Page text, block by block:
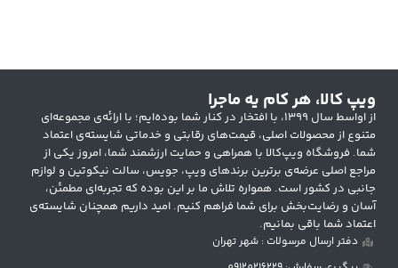
ویپ کالا، هر کام یه ماجرا
از اواسط سال ۱۳۹۹، با افتخار در کنار شما بوده‌ایم؛ با ارائه‌ی مجموعه‌ای
متنوع از محصولات اصلی، قیمت‌های رقابتی و خدماتی شایسته‌ی اعتماد
شما. فروشگاه ویپ‌کالا با همراهی و حمایت ارزشمند شما، امروز یکی از
مراجع اصلی عرضه‌ی برترین برندهای ویپ، جویس، سالت نیکوتین و لوازم
جانبی در کشور است. همواره تلاش ما بر این بوده که تجربه‌ای مطمئن،
آسان و رضایت‌بخش برای شما فراهم کنیم. امید داریم همچنان شایسته‌ی
اعتماد شما باقی بمانیم.
دفتر ارسال مرسولات : شهر تهران